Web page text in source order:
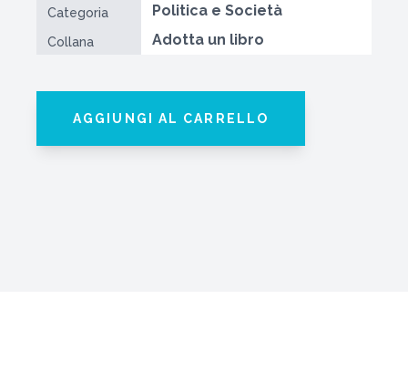
Categoria Politica e Società
Collana Adotta un libro
AGGIUNGI AL CARRELLO